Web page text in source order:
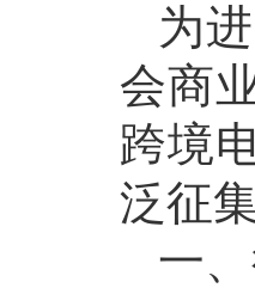
为
会商
跨境
泛征
一